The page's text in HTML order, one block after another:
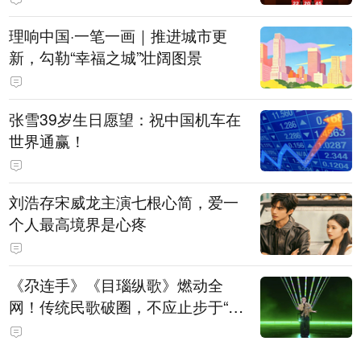
理响中国·一笔一画｜推进城市更
新，勾勒“幸福之城”壮阔图景
张雪39岁生日愿望：祝中国机车在
世界通赢！
刘浩存宋威龙主演七根心简，爱一
个人最高境界是心疼
《尕连手》《目瑙纵歌》燃动全
网！传统民歌破圈，不应止步于“上
头”